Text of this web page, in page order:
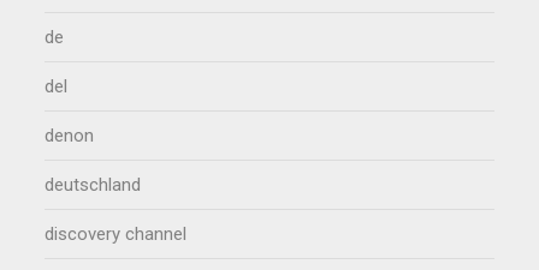
de
del
denon
deutschland
discovery channel